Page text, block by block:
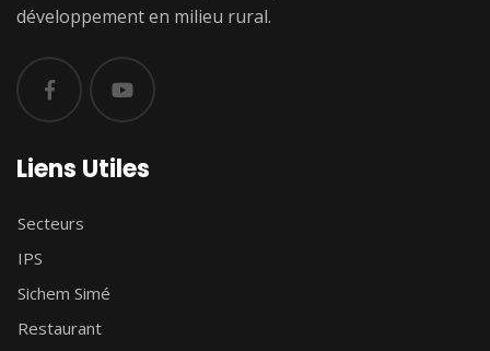
développement en milieu rural.
Liens Utiles
Secteurs
IPS
Sichem Simé
Restaurant